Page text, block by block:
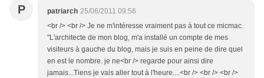
P patriarch 25/06/2011 09:56
<br /> <br /> Je ne m'intéresse vraiment pas à tout ce micmac.
"L'architecte de mon blog, m'a installé un compte de mes
visiteurs à gauche du blog, mais je suis en peine de dire quel
en est le nombre. je ne<br /> regarde pour ainsi dire
jamais...Tiens je vais aller tout à l'heure....<br /> <br /> <br />